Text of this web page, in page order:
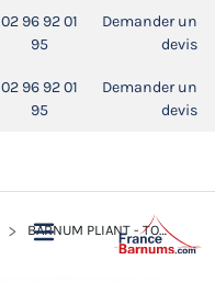
02 96 92 01
95
Demander un
devis
02 96 92 01
95
Demander un
devis
BARNUM PLIANT - TONNELLE ACIER SEMI PRO 3MX6M VERT EMERAUDE AVEC PACK FENÊTRES